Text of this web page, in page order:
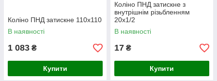
Коліно ПНД затискне 110х110
В наявності
1 083 ₴
Купити
Коліно ПНД затискне з
внутрішнім різьбленням
20х1/2
В наявності
17 ₴
Купити